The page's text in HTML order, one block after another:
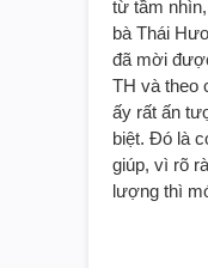
từ tầm
bà Thái
đã mời
TH và theo
ấy rất ấn
biệt. Đó là
giúp, vì rõ
lượng thì